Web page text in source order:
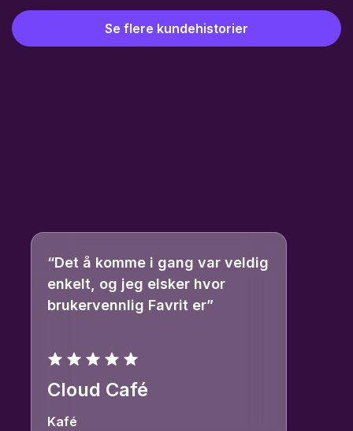
Se flere kundehistorier
“Det å komme i gang var veldig
enkelt, og jeg elsker hvor
brukervennlig Favrit er”
Cloud Café
Kafé